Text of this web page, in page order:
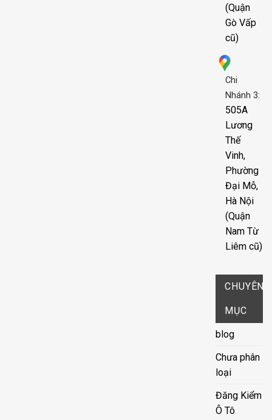
(Quận
Gò Vấp
cũ)
Chi
Nhánh 3:
505A
Lương
Thế
Vinh,
Phường
Đại Mỗ,
Hà Nội
(Quận
Nam Từ
Liêm cũ)
CHUYÊN
MỤC
blog
Chưa phân
loại
Đăng Kiểm
Ô Tô